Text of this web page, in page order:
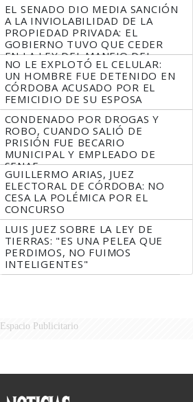
EL SENADO DIO MEDIA SANCIÓN
A LA INVIOLABILIDAD DE LA
PROPIEDAD PRIVADA: EL
GOBIERNO TUVO QUE CEDER
EN LA LEY DEL MANEJO DEL
FUEGO
NO LE EXPLOTÓ EL CELULAR:
UN HOMBRE FUE DETENIDO EN
CÓRDOBA ACUSADO POR EL
FEMICIDIO DE SU ESPOSA
CONDENADO POR DROGAS Y
ROBO, CUANDO SALIÓ DE
PRISIÓN FUE BECARIO
MUNICIPAL Y EMPLEADO DE
SENAF
GUILLERMO ARIAS, JUEZ
ELECTORAL DE CÓRDOBA: NO
CESA LA POLÉMICA POR EL
CONCURSO
LUIS JUEZ SOBRE LA LEY DE
TIERRAS: "ES UNA PELEA QUE
PERDIMOS, NO FUIMOS
INTELIGENTES"
Espacio Publicitario